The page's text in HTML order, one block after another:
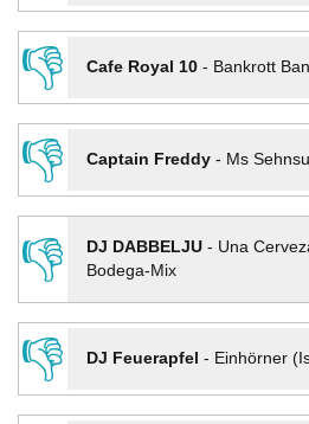
👎
Cafe Royal 10- Bankrott
👎
Captain Freddy- Ms
👎
DJ DABBELJU- Una
Bodega-Mix
👎
DJ Feuerapfel - Einhörner